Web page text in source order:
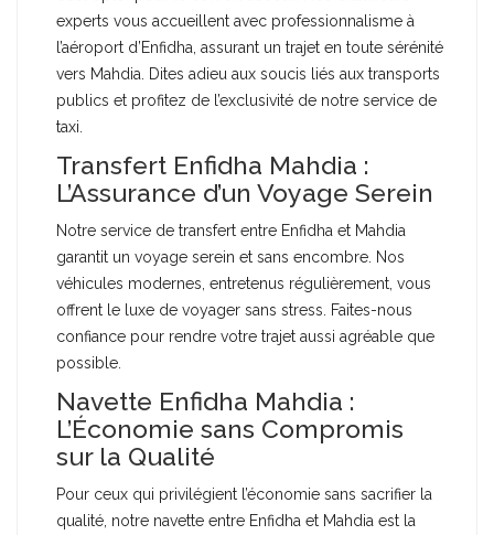
experts vous accueillent avec professionnalisme à
l’aéroport d’Enfidha, assurant un trajet en toute sérénité
vers Mahdia. Dites adieu aux soucis liés aux transports
publics et profitez de l’exclusivité de notre service de
taxi.
Transfert Enfidha Mahdia :
L’Assurance d’un Voyage Serein
Notre service de transfert entre Enfidha et Mahdia
garantit un voyage serein et sans encombre. Nos
véhicules modernes, entretenus régulièrement, vous
offrent le luxe de voyager sans stress. Faites-nous
confiance pour rendre votre trajet aussi agréable que
possible.
Navette Enfidha Mahdia :
L’Économie sans Compromis
sur la Qualité
Pour ceux qui privilégient l’économie sans sacrifier la
qualité, notre navette entre Enfidha et Mahdia est la